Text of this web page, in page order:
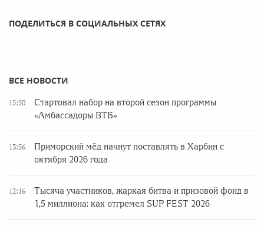
ПОДЕЛИТЬСЯ В СОЦИАЛЬНЫХ СЕТЯХ
ВСЕ НОВОСТИ
15:50
Стартовал набор на второй сезон программы
«Амбассадоры ВТБ»
13:56
Приморский мёд начнут поставлять в Харбин с
октября 2026 года
12:16
Тысяча участников, жаркая битва и призовой фонд в
1,5 миллиона: как отгремел SUP FEST 2026